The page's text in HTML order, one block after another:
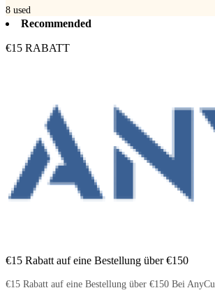
8 used
Recommended
€15 RABATT
€15 Rabatt auf eine Bestellung über €150
€15 Rabatt auf eine Bestellung über €150 Bei